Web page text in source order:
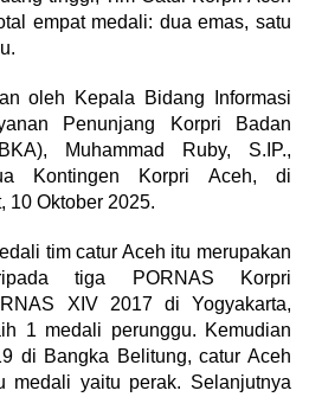
empat medali: dua emas, satu
oleh Kepala Bidang Informasi
Penunjang Korpri Badan
Muhammad Ruby, S.IP.,
Kontingen Korpri Aceh, di
10 Oktober 2025.
tim catur Aceh itu merupakan
tiga PORNAS Korpri
XIV 2017 di Yogyakarta,
1 medali perunggu. Kemudian
di Bangka Belitung, catur Aceh
medali yaitu perak. Selanjutnya